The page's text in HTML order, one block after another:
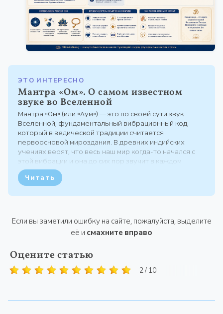
ЭТО ИНТЕРЕСНО
Мантра «Ом». О самом известном
звуке во Вселенной
Мантра «Ом» (или «Аум») — это по своей сути звук
Вселенной, фундаментальный вибрационный код,
который в ведической традиции считается
первоосновой мироздания. В древних индийских
учениях верят, что весь наш мир когда-то начался с
этой вибрации и она до сих пор звучит в каждом
атоме, просто мы её обычно не слышим. Её часто
называют пранавой — невидимой нитью, которая
Читать
Если вы заметили ошибку на сайте, пожалуйста, выделите
её и смахните вправо
Оцените статью
2 / 10